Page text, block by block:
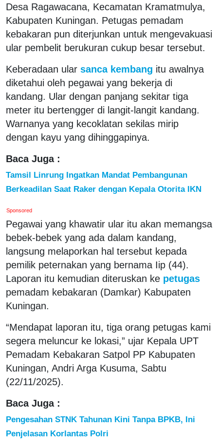
Desa Ragawacana, Kecamatan Kramatmulya,
Kabupaten Kuningan. Petugas pemadam
kebakaran pun diterjunkan untuk mengevakuasi
ular pembelit berukuran cukup besar tersebut.
Keberadaan ular sanca kembang itu awalnya
diketahui oleh pegawai yang bekerja di
kandang. Ular dengan panjang sekitar tiga
meter itu bertengger di langit-langit kandang.
Warnanya yang kecoklatan sekilas mirip
dengan kayu yang dihinggapinya.
Baca Juga :
Tamsil Linrung Ingatkan Mandat Pembangunan
Berkeadilan Saat Raker dengan Kepala Otorita IKN
Sponsored
Pegawai yang khawatir ular itu akan memangsa
bebek-bebek yang ada dalam kandang,
langsung melaporkan hal tersebut kepada
pemilik peternakan yang bernama Iip (44).
Laporan itu kemudian diteruskan ke petugas
pemadam kebakaran (Damkar) Kabupaten
Kuningan.
“Mendapat laporan itu, tiga orang petugas kami
segera meluncur ke lokasi,” ujar Kepala UPT
Pemadam Kebakaran Satpol PP Kabupaten
Kuningan, Andri Arga Kusuma, Sabtu
(22/11/2025).
Baca Juga :
Pengesahan STNK Tahunan Kini Tanpa BPKB, Ini
Penjelasan Korlantas Polri